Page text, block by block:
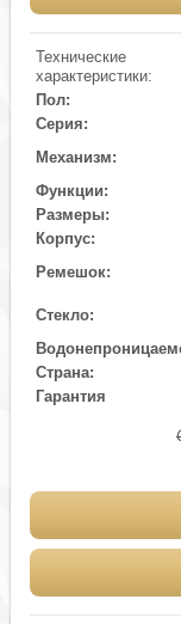
Технические
характеристики:
Пол:
Серия:
Механизм:
Функции:
Размеры:
Корпус:
Ремешок:
Стекло:
Страна:
Гарантия